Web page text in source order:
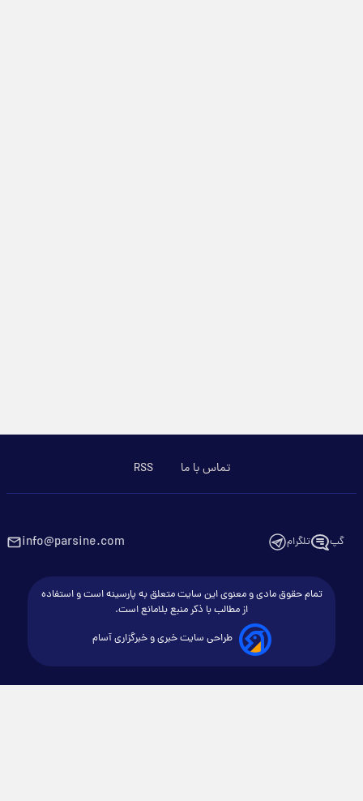
تماس با ما RSS
گپ تلگرام info@parsine.com
تمام حقوق مادی و معنوی این سایت متعلق به پارسینه است و استفاده
از مطالب با ذکر منبع بلامانع است.
طراحی سایت خبری و خبرگزاری آسام